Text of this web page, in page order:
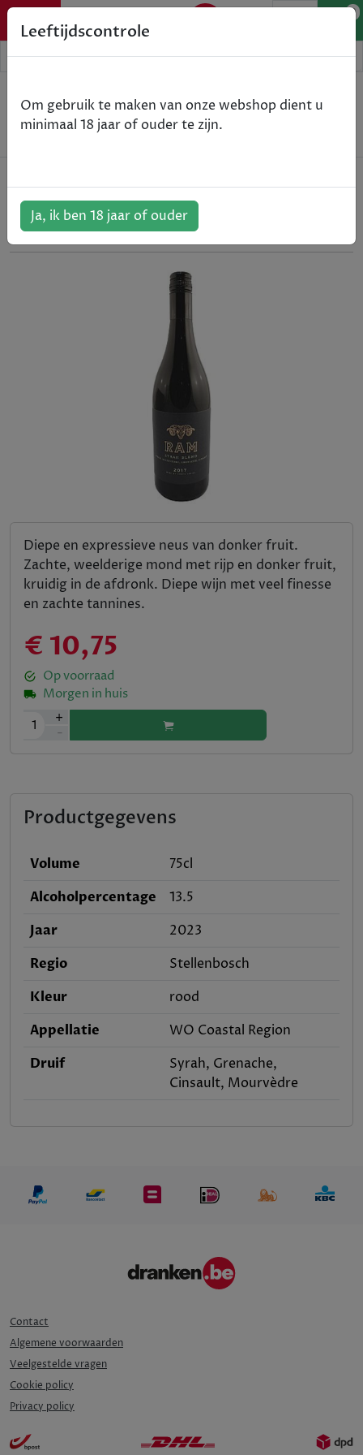
0
Wijn
RAM - Syrah Blend - WO Coastal Region - rood -
2023 - 75cl
RAM - Syrah Blend - WO Coastal
Region - rood - 2023 - 75cl
ArtikelNummer:305851
Diepe en expressieve neus van donker fruit.
Zachte, weelderige mond met rijp en donker fruit,
kruidig in de afdronk. Diepe wijn met veel finesse
en zachte tannines.
€ 10,75
Op voorraad
Morgen in huis
1
+
-
Productgegevens
Volume
75cl
Alcoholpercentage
13.5
Jaar
2023
Regio
Stellenbosch
Kleur
rood
Appellatie
WO Coastal Region
Druif
Syrah, Grenache,
Cinsault, Mourvèdre
Contact
Algemene voorwaarden
Veelgestelde vragen
Cookie policy
Privacy policy
Leeftijdscontrole
Om gebruik te maken van onze webshop dient u
minimaal 18 jaar of ouder te zijn.
Ja, ik ben 18 jaar of ouder